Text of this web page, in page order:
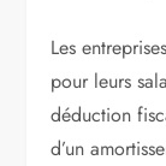
Les
pour leurs
déduction
d’un